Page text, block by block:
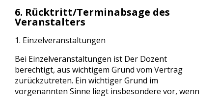
6. Rücktritt/Terminabsage des
Veranstalters
1. Einzelveranstaltungen
Bei Einzelveranstaltungen ist Der Dozent
berechtigt, aus wichtigem Grund vom Vertrag
zurückzutreten. Ein wichtiger Grund im
vorgenannten Sinne liegt insbesondere vor, wenn